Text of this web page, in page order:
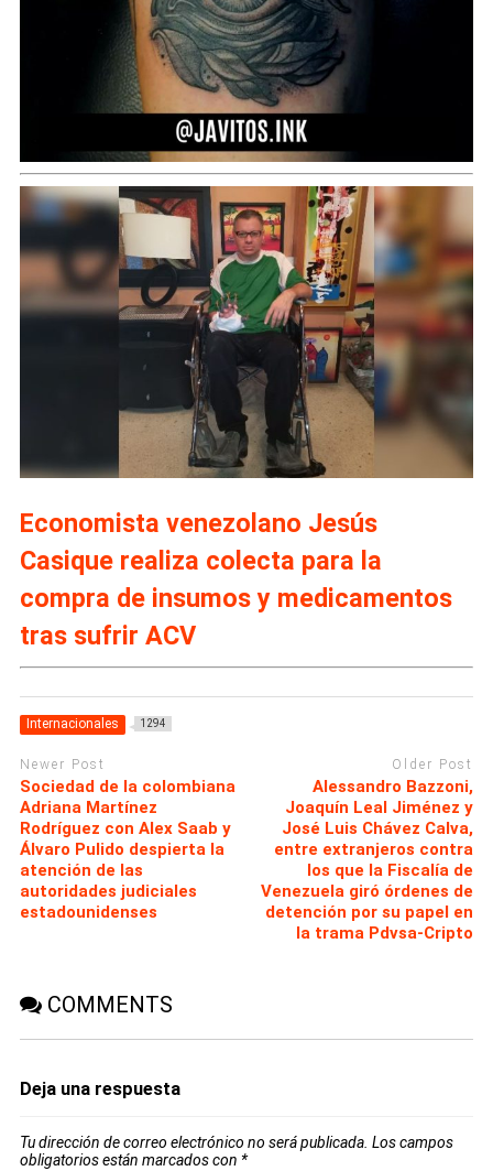
Economista venezolano Jesús
Casique realiza colecta para la
compra de insumos y medicamentos
tras sufrir ACV
Internacionales 1294
Newer Post
Sociedad de la colombiana
Adriana Martínez
Rodríguez con Alex Saab y
Álvaro Pulido despierta la
atención de las
autoridades judiciales
estadounidenses
Older Post
Alessandro Bazzoni,
Joaquín Leal Jiménez y
José Luis Chávez Calva,
entre extranjeros contra
los que la Fiscalía de
Venezuela giró órdenes de
detención por su papel en
la trama Pdvsa-Cripto
COMMENTS
Deja una respuesta
Tu dirección de correo electrónico no será publicada. Los campos
obligatorios están marcados con *